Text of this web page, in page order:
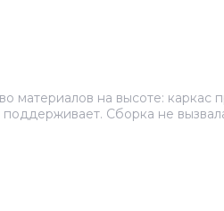
материалов на высоте: каркас
Сборка не